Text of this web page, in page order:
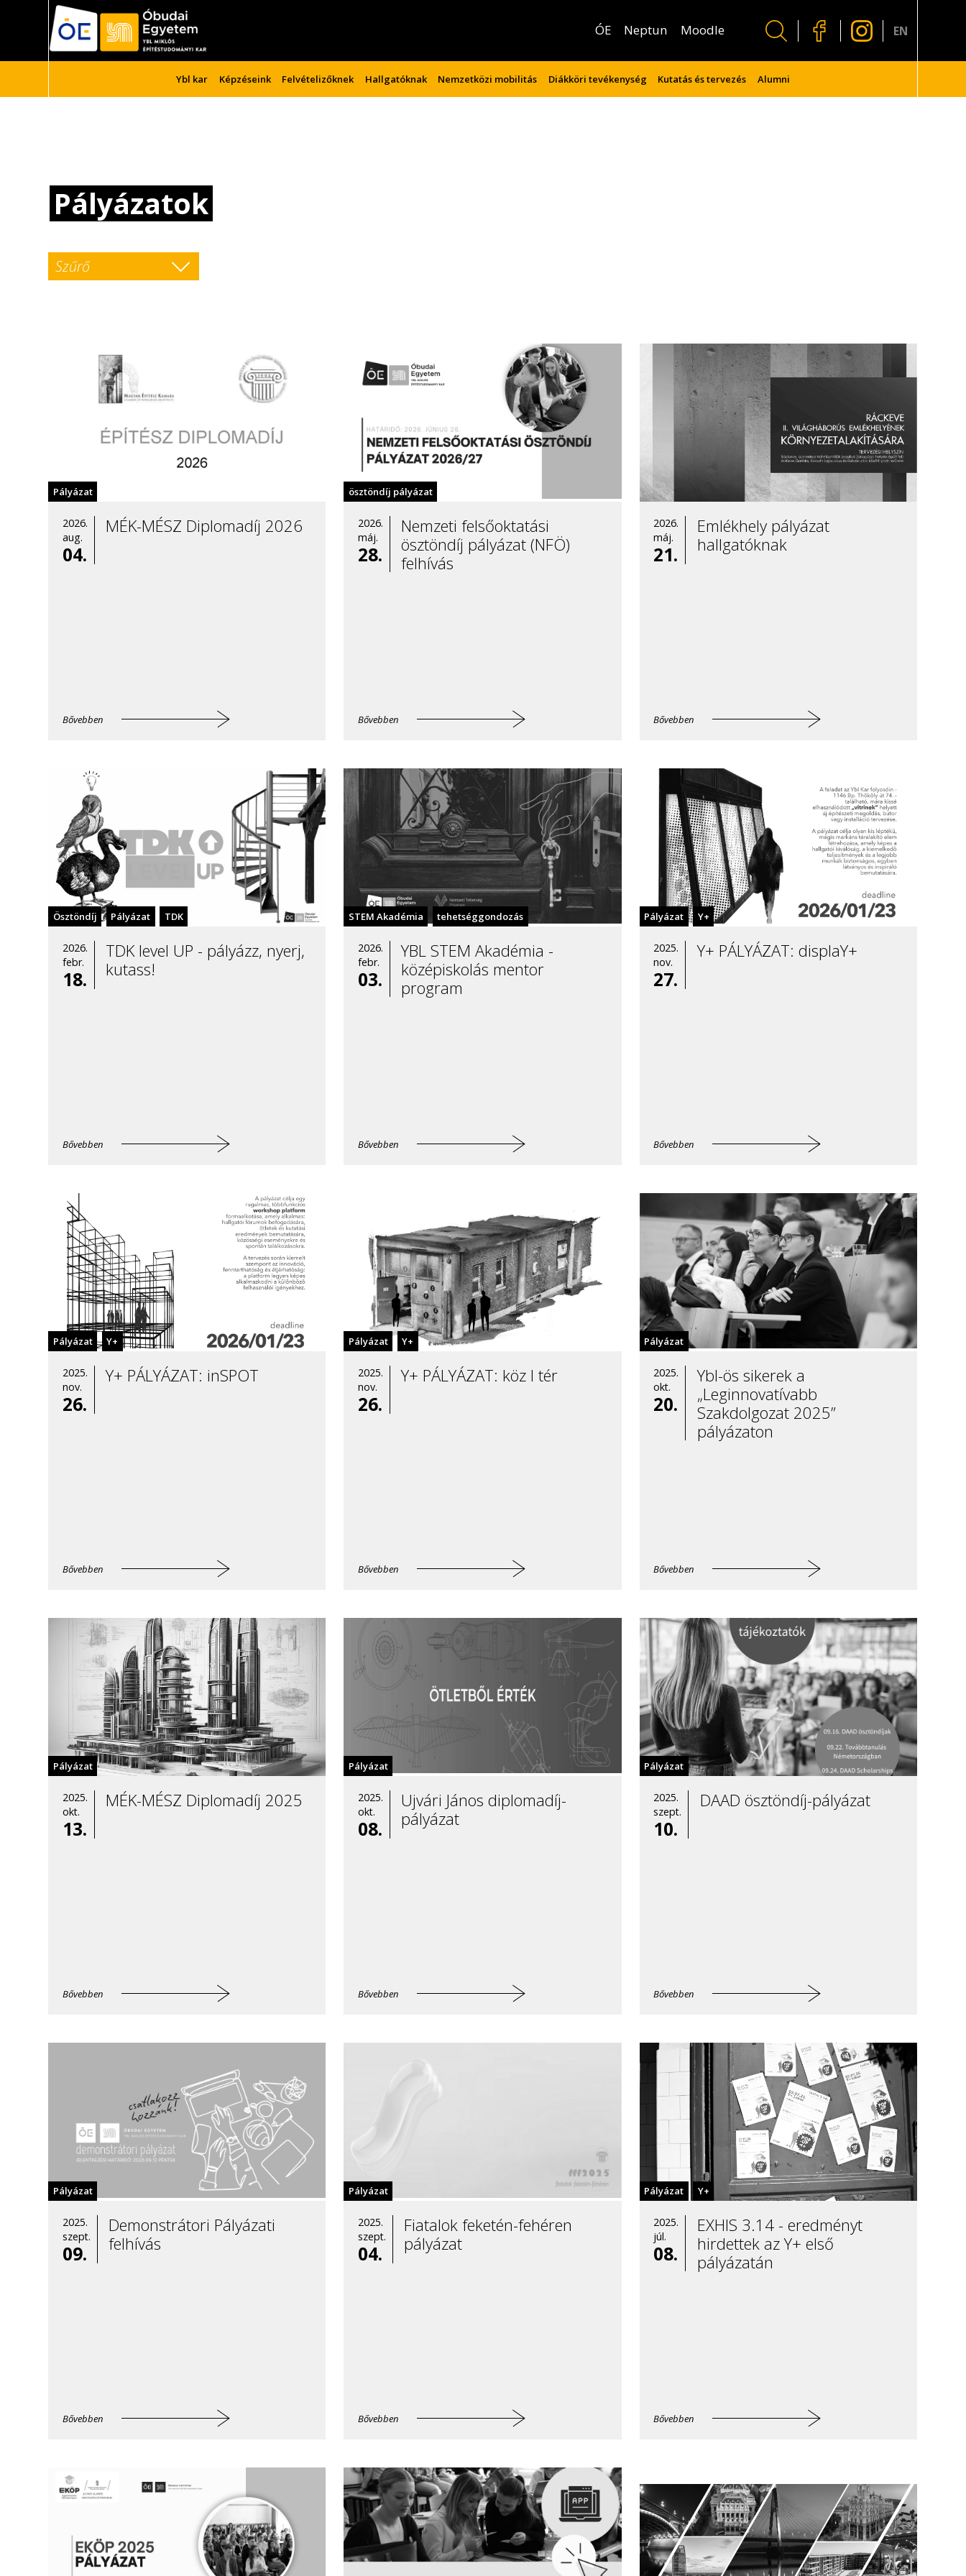
ÓE Neptun Moodle
Ybl kar Képzéseink Felvételizőknek Hallgatóknak Nemzetközi mobilitás Diákköri tevékenység Kutatás és tervezés Alumni
EN
Pályázatok
Szűrő
Ösztöndíj
STEM Akadémia
Y+
Erasmus
Szakmai gyakorlat
Diploma
Pályázat
2026.
aug.
04.
MÉK-MÉSZ Diplomadíj 2026
Bővebben
ösztöndíj pályázat
2026.
máj.
28.
Nemzeti felsőoktatási
ösztöndíj pályázat (NFÖ)
felhívás
Bővebben
2026.
máj.
21.
Emlékhely pályázat
hallgatóknak
Bővebben
Ösztöndíj Pályázat TDK
2026.
febr.
18.
TDK level UP - pályázz, nyerj,
kutass!
Bővebben
STEM Akadémia tehetséggondozás
2026.
febr.
03.
YBL STEM Akadémia -
középiskolás mentor
program
Bővebben
Pályázat Y+
2025.
nov.
27.
Y+ PÁLYÁZAT: displaY+
Bővebben
Pályázat Y+
2025.
nov.
26.
Y+ PÁLYÁZAT: inSPOT
Bővebben
Pályázat Y+
2025.
nov.
26.
Y+ PÁLYÁZAT: köz I tér
Bővebben
Pályázat
2025.
okt.
20.
Ybl-ös sikerek a
„Leginnovatívabb
Szakdolgozat 2025”
pályázaton
Bővebben
Pályázat
2025.
okt.
13.
MÉK-MÉSZ Diplomadíj 2025
Bővebben
Pályázat
2025.
okt.
08.
Ujvári János diplomadíj-
pályázat
Bővebben
Pályázat
2025.
szept.
10.
DAAD ösztöndíj-pályázat
Bővebben
Pályázat
2025.
szept.
09.
Demonstrátori Pályázati
felhívás
Bővebben
Pályázat
2025.
szept.
04.
Fiatalok feketén-fehéren
pályázat
Bővebben
Pályázat Y+
2025.
júl.
08.
EXHIS 3.14 - eredményt
hirdettek az Y+ első
pályázatán
Bővebben